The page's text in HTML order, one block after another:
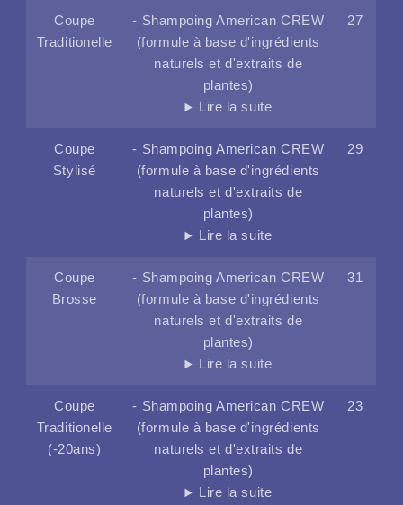
Coupe
Traditionelle
- Shampoing American CREW
(formule à base d'ingrédients
naturels et d'extraits de
plantes)
Lire la suite
27
Coupe
Stylisé
- Shampoing American CREW
(formule à base d'ingrédients
naturels et d'extraits de
plantes)
Lire la suite
29
Coupe
Brosse
- Shampoing American CREW
(formule à base d'ingrédients
naturels et d'extraits de
plantes)
Lire la suite
31
Coupe
Traditionelle
(-20ans)
- Shampoing American CREW
(formule à base d'ingrédients
naturels et d'extraits de
plantes)
Lire la suite
23